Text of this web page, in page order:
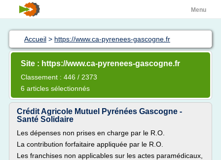
Menu
Accueil > https://www.ca-pyrenees-gascogne.fr
Site : https://www.ca-pyrenees-gascogne.fr
Classement : 446 / 2373
6 articles sélectionnés
Crédit Agricole Mutuel Pyrénées Gascogne -
Santé Solidaire
Les dépenses non prises en charge par le R.O.
La contribution forfaitaire appliquée par le R.O.
Les franchises non applicables sur les actes paramédicaux,